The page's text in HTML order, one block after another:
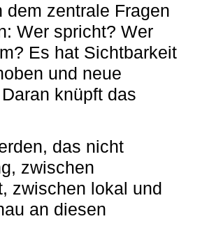
dem zentrale Fragen
Wer spricht? Wer
Es hat Sichtbarkeit
und neue
knüpft das
das nicht
zwischen
zwischen lokal und
an diesen